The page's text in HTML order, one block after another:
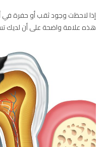
إذا لاحظت وجود ثقب أو حفرة في
هذه علامة واضحة على أن لديك